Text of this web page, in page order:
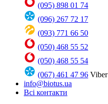
(095) 898 01 74
(096) 267 72 17
(093) 771 66 50
(050) 468 55 52
(050) 468 55 54
(067) 461 47 96 Viber
info@biotus.ua
Всі контакти